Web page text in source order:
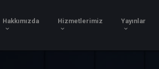
Hakkımızda Hizmetlerimiz